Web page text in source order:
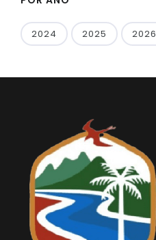
2024 2025 2026